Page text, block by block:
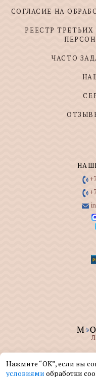
СОГЛАСИЕ НА
РЕЕСТР
ЧАСТО
ООО
реализацией
Нажмите “ОК”, если вы
условиями обработки